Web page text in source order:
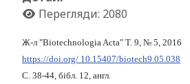
Перегляди: 2080
Ж-л "Biotechnologia Acta" Т. 9, № 5, 2016
https://doi.org/ 10.15407/biotech9.05.038
С. 38-44, бібл. 12, англ.